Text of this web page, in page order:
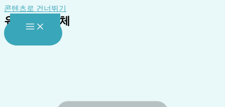
콘텐츠로 건너뛰기
유품정리업체